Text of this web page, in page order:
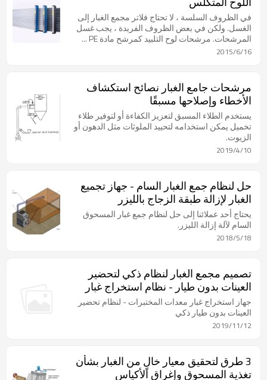
في الظروف السلسة ، لا تحتاج فلاتر مجمع الغبار إلى
الغسل. ولكن في بعض الظروف الفريدة ، يجب غسل
المرشحات. مرشحات لوح التلبيد كمرشح مادة PE ...
2015/6/16
مرشحات جامع الغبار نصائح استكشاف
الأخطاء وإصلاحها مسبقًا
يستخدم الطلاء المسبق لتعزيز الكفاءة أو لتوفير طلاء
تخميل يمكن استخدامه لتحييد الملوثات مثل الدهون أو
الزيوت.
2019/4/10
حل لنظام جمع الغبار السام - جهاز تجميع
الغبار لإزالة طبقة الزجاج بالليزر
يحتاج أحد عملائنا إلى حل لنظام جمع غبار المسحوق
السام لآلة إزالة الليزر.
2018/5/18
تصميم مجمع الغبار لنظام ذكي لتحضير
العينات بدون طيار - نظام استخراج غبار
معدات المختبر
جهاز استخراج غبار معدات المختبرات - لنظام تحضير
العينات بدون طيار ذكي
2019/11/12
3 طرق لتحقيق معيار خالٍ من الغبار بشأن
تغذية المسحوق وإغراق الأكياس